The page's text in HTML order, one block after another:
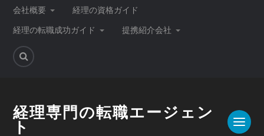
会社概要
経理の資格ガイド
経理の転職成功ガイド
提携紹介会社
経理専門の転職エージェン
ト